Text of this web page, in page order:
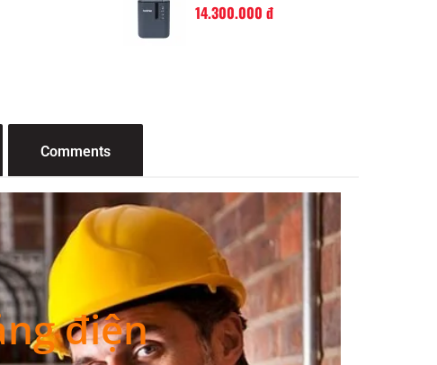
14.300.000 đ
Comments
điện